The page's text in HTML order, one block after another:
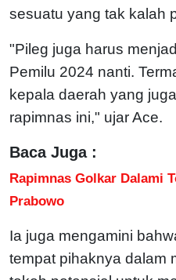
sesuatu yang tak kalah
"Pileg juga harus
Pemilu 2024 nanti.
kepala daerah yang
rapimnas ini," ujar Ace.
Baca Juga :
Rapimnas Golkar Dalami
Prabowo
Ia juga mengamini
tempat pihaknya dalam